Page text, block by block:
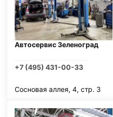
Автосервис Зеленоград
+7 (495) 431-00-33
Сосновая аллея, 4, стр. 3